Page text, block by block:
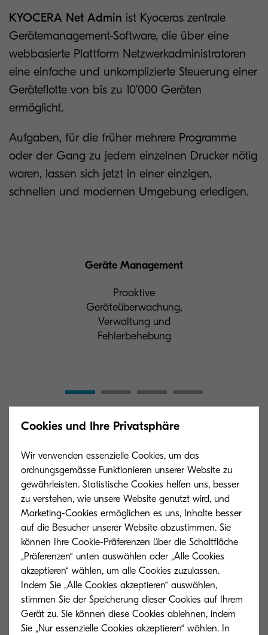
KYOCERA Net Admin ist Kyoceras zentrale
Gerätemanagement-Software, die über eine
webbasierte Plattform Netzwerkadministratoren
eine einfache und unkomplizierte Steuerung einer
Geräteflotte von bis zu 10’000 Geräten
ermöglicht.
Aufgaben, für die früher mehrere Programme
oder der Gang zu jedem einzelnen Drucker nötig
waren, lassen sich jetzt in einer einzigen,
schnellen und modernen Umgebung erledigen.
Geräte Management
Proaktive
Geräteüberwachung,
Verwaltung und
Fehlerbehebung
Behalten Sie all Ihre Geräte
im Griff
Kyocera Net Admin ist eine einzigartige
Lösung zur Überwachung Ihrer Geräte
und zur Aktualisierung von
Konfigurationen – sowohl einzelner
Maschinen als auch ganzer
Gerätegruppen.
Cookies und Ihre Privatsphäre
Wir verwenden essenzielle Cookies, um das
ordnungsgemässe Funktionieren unserer Website zu
gewährleisten. Statistische Cookies helfen uns, besser
zu verstehen, wie unsere Website genutzt wird, und
Marketing-Cookies ermöglichen es uns, Inhalte besser
auf die Besucher unserer Website abzustimmen. Sie
können Ihre Cookie-Präferenzen über die Schaltfläche
„Präferenzen“ unten auswählen oder „Alle Cookies
akzeptieren“ wählen, um alle Cookies zuzulassen.
Indem Sie „Alle Cookies akzeptieren“ auswählen,
stimmen Sie der Speicherung dieser Cookies auf Ihrem
Gerät zu. Sie können diese Cookies ablehnen, indem
Sie „Nur essenzielle Cookies akzeptieren“ wählen. In